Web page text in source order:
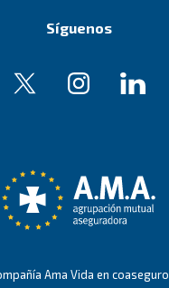
Síguenos
Enlace
Enlace
Enlace
Ama Vida en coaseguro